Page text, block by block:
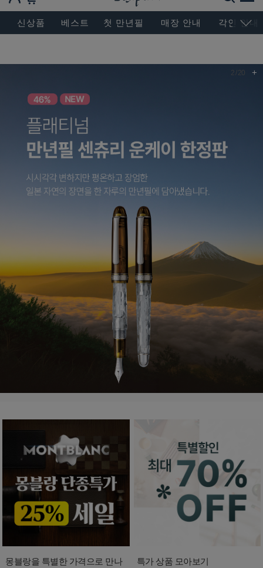
BESEN MASTERPIECE, SINCE 2004
신상품 베스트 첫 만년필 매장 안내 각인 안내
2/20 +
몽블랑을 특별한 가격으로 만나
특가 상품 모아보기